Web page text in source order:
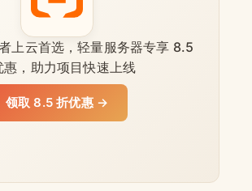
上云首选，轻量服务器专享 8.5
惠，助力项目快速上线
领取 8.5 折优惠 →